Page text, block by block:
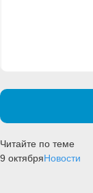
Читайте по теме
9 октябряНовости